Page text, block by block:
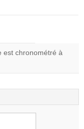
est chronométré à